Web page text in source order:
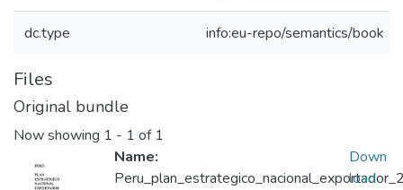
dc.type info:eu-repo/semantics/book
Files
Original bundle
Now showing 1 - 1 of 1
Name:
Down
load